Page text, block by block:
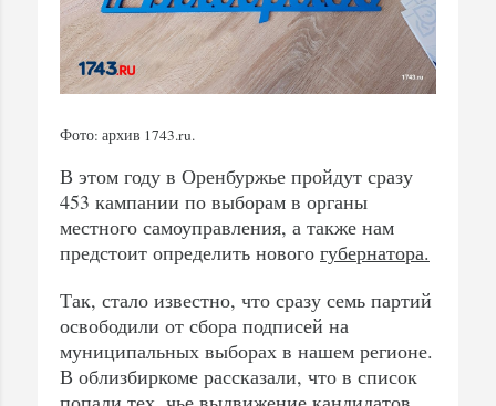
Фото: архив 1743.ru.
В этом году в Оренбуржье пройдут сразу
453 кампании по выборам в органы
местного самоуправления, а также нам
предстоит определить нового губернатора.
Так, стало известно, что сразу семь партий
освободили от сбора подписей на
муниципальных выборах в нашем регионе.
В облизбиркоме рассказали, что в список